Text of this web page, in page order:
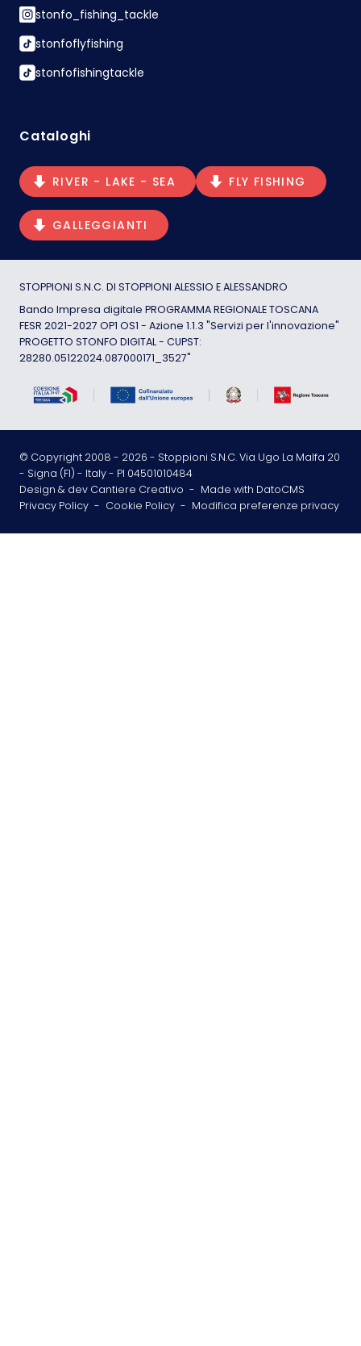
stonfo_fishing_tackle
stonfoflyfishing
stonfofishingtackle
Cataloghi
RIVER - LAKE - SEA FLY FISHING
GALLEGGIANTI
STOPPIONI S.N.C. DI STOPPIONI ALESSIO E ALESSANDRO
Bando Impresa digitale PROGRAMMA REGIONALE TOSCANA
FESR 2021-2027 OP1 OS1 - Azione 1.1.3 "Servizi per l'innovazione"
PROGETTO STONFO DIGITAL - CUPST:
28280.05122024.087000171_3527"
© Copyright 2008 - 2026 - Stoppioni S.N.C. Via Ugo La Malfa 20
- Signa (FI) - Italy - PI 04501010484
Design & dev Cantiere Creativo - Made with DatoCMS
Privacy Policy - Cookie Policy - Modifica preferenze privacy